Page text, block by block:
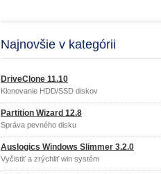
Najnovšie v kategórii
DriveClone 11.10
Klonovanie HDD/SSD diskov
Partition Wizard 12.8
Správa pevného disku
Auslogics Windows Slimmer 3.2.0
Vyčistiť a zrýchliť win systém